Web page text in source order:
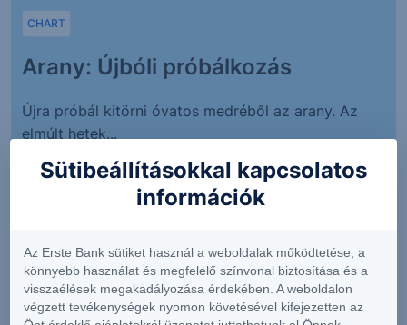
Arany: Újbóli próbálkozás
CHART
Újra próbál kitörni óvatos medréből az arany. Az
elmúlt hetek...
EURUSD: Kitört
Sütibeállításokkal kapcsolatos
információk
Az Erste Bank sütiket használ a weboldalak működtetése, a
könnyebb használat és megfelelő színvonal biztosítása és a
visszaélések megakadályozása érdekében. A weboldalon
végzett tevékenységek nyomon követésével kifejezetten az